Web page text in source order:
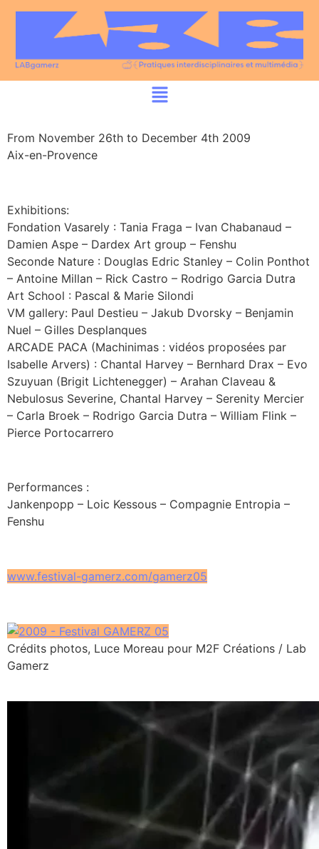
From November 26th to December 4th 2009
Aix-en-Provence
Exhibitions:
Fondation Vasarely : Tania Fraga – Ivan Chabanaud –
Damien Aspe – Dardex Art group – Fenshu
Seconde Nature : Douglas Edric Stanley – Colin Ponthot
– Antoine Millan – Rick Castro – Rodrigo Garcia Dutra
Art School : Pascal & Marie Silondi
VM gallery: Paul Destieu – Jakub Dvorsky – Benjamin
Nuel – Gilles Desplanques
ARCADE PACA (Machinimas : vidéos proposées par
Isabelle Arvers) : Chantal Harvey – Bernhard Drax – Evo
Szuyuan (Brigit Lichtenegger) – Arahan Claveau &
Nebulosus Severine, Chantal Harvey – Serenity Mercier
– Carla Broek – Rodrigo Garcia Dutra – William Flink –
Pierce Portocarrero
Performances :
Jankenpopp – Loic Kessous – Compagnie Entropia –
Fenshu
www.festival-gamerz.com/gamerz05
Crédits photos, Luce Moreau pour M2F Créations / Lab
Gamerz